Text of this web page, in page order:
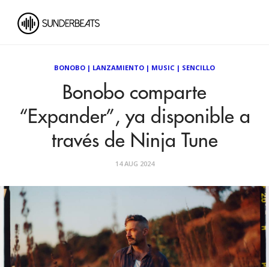
BONOBO | LANZAMIENTO | MUSIC | SENCILLO
Bonobo comparte
“Expander”, ya disponible a
través de Ninja Tune
14 AUG 2024